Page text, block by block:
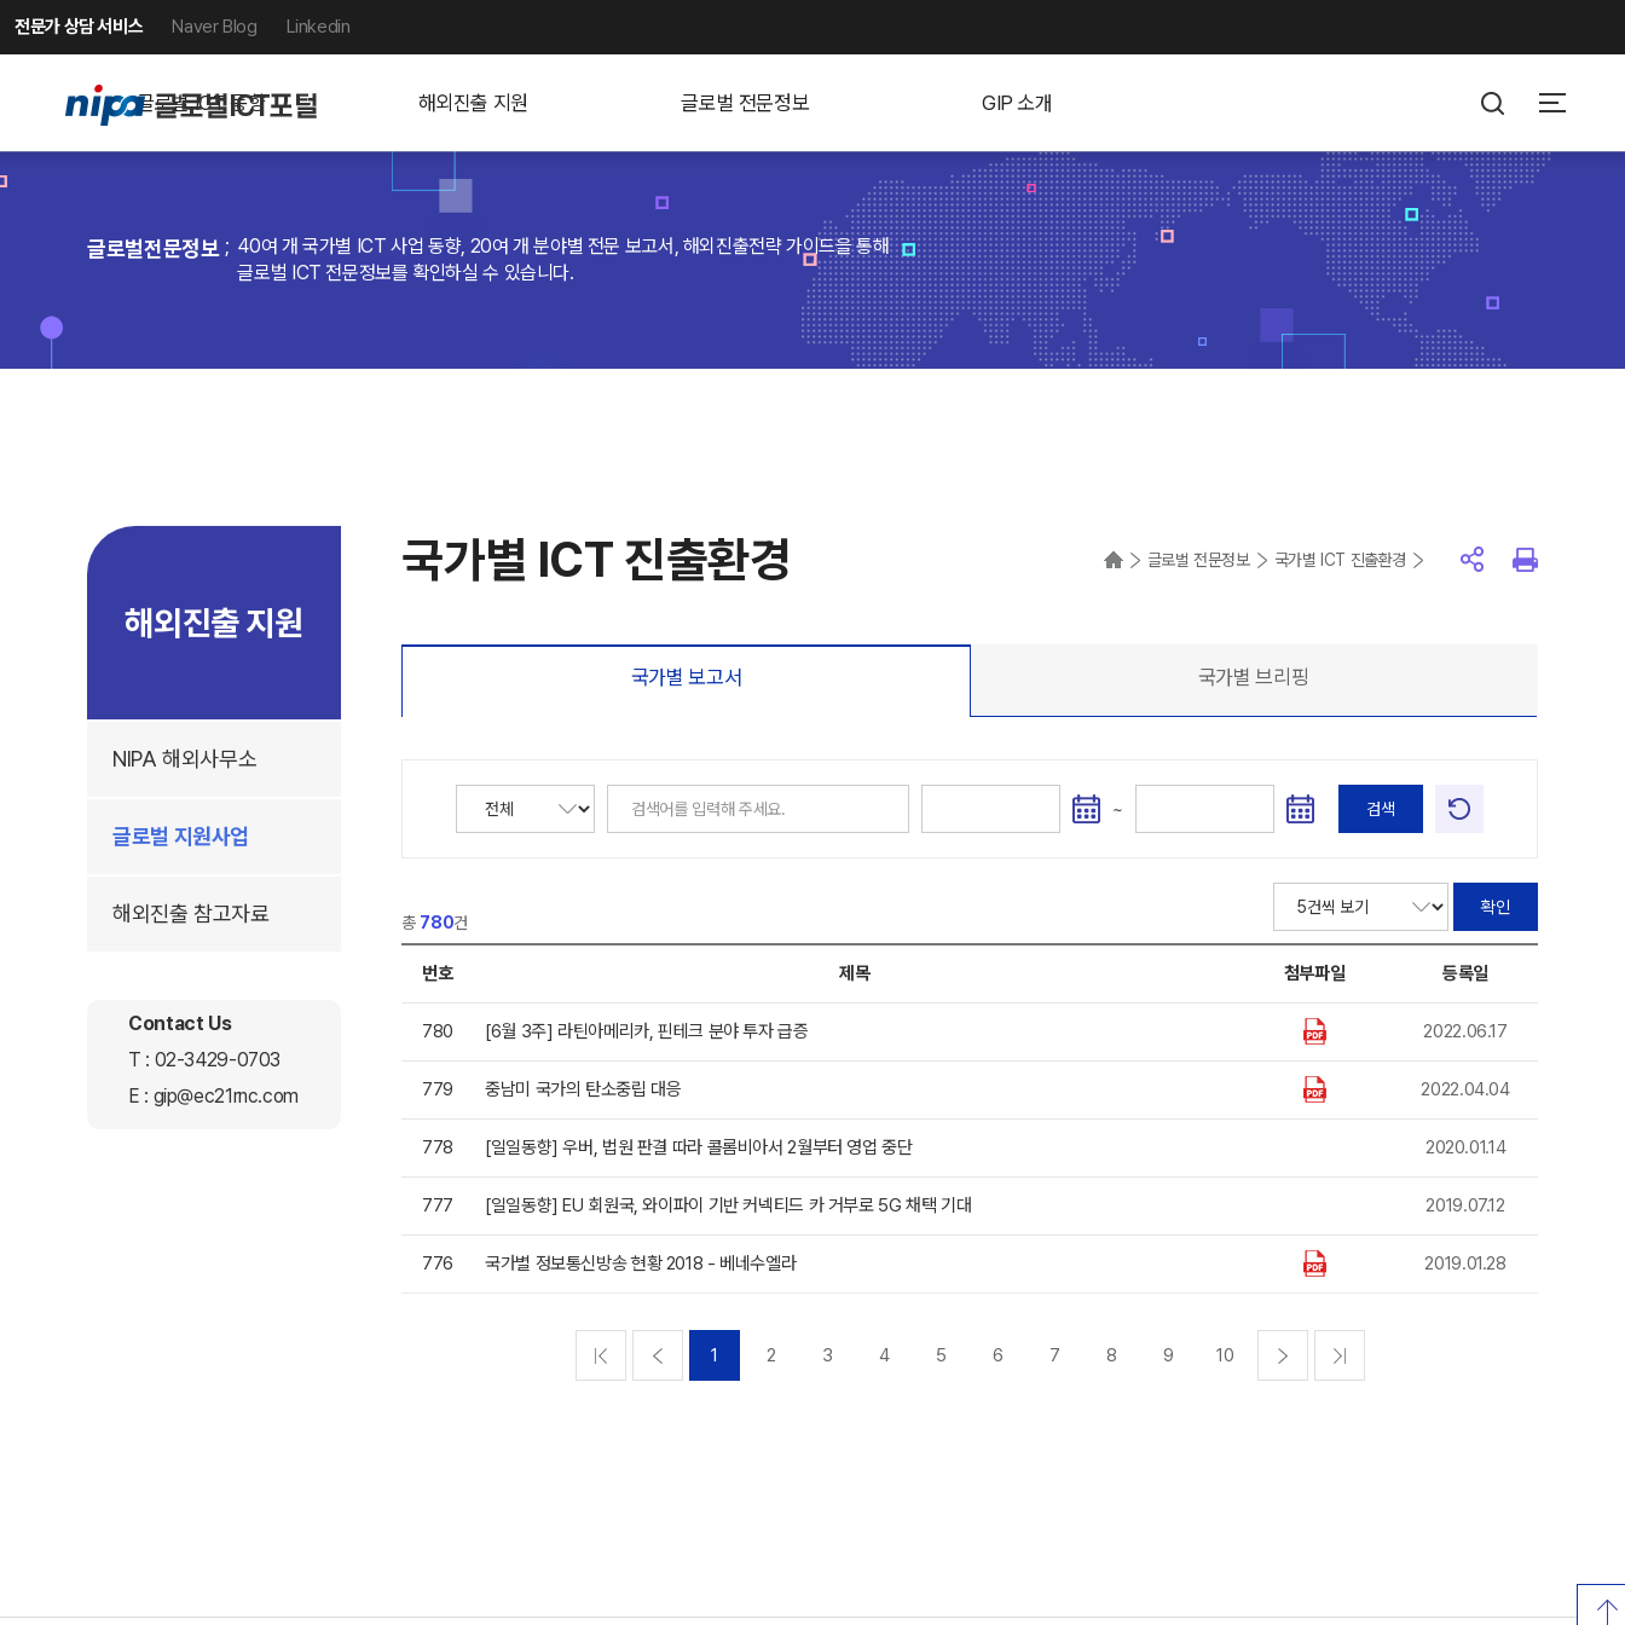
전문가 상담 서비스 Naver Blog Linkedin
글로벌 ICT 동향 해외진출 지원 글로벌 전문정보 GIP 소개
글로벌전문정보
40여 개 국가별 ICT 사업 동향, 20여 개 분야별 전문 보고서, 해외진출전략 가이드을 통해
글로벌 ICT 전문정보를 확인하실 수 있습니다.
해외진출 지원
NIPA 해외사무소
글로벌 지원사업
해외진출 참고자료
Contact Us
T : 02-3429-0703
E : gip@ec21rnc.com
국가별 ICT 진출환경 글로벌 전문정보 국가별 ICT 진출환경
국가별 보고서 국가별 브리핑
~ 검색
총 780건
확인
번호 제목 첨부파일 등록일
780 [6월 3주] 라틴아메리카, 핀테크 분야 투자 급증 2022.06.17
779 중남미 국가의 탄소중립 대응 2022.04.04
778 [일일동향] 우버, 법원 판결 따라 콜롬비아서 2월부터 영업 중단 2020.01.14
777 [일일동향] EU 회원국, 와이파이 기반 커넥티드 카 거부로 5G 채택 기대 2019.07.12
776 국가별 정보통신방송 현황 2018 - 베네수엘라 2019.01.28
1 2 3 4 5 6 7 8 9 10